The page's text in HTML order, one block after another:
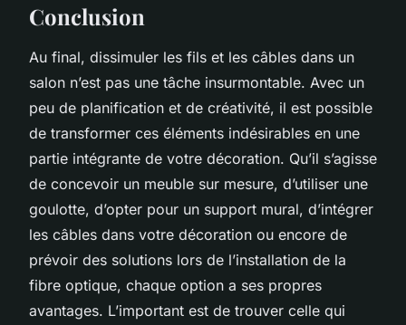
Conclusion
Au final, dissimuler les fils et les câbles dans un
salon n’est pas une tâche insurmontable. Avec un
peu de planification et de créativité, il est possible
de transformer ces éléments indésirables en une
partie intégrante de votre décoration. Qu’il s’agisse
de concevoir un meuble sur mesure, d’utiliser une
goulotte, d’opter pour un support mural, d’intégrer
les câbles dans votre décoration ou encore de
prévoir des solutions lors de l’installation de la
fibre optique, chaque option a ses propres
avantages. L’important est de trouver celle qui